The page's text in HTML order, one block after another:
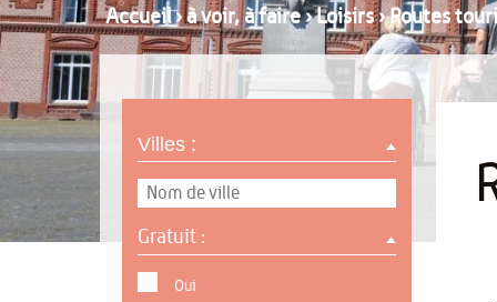
Accueil›à voir, à faire›Loisirs›Routes
Villes :
Gratuit :
Oui